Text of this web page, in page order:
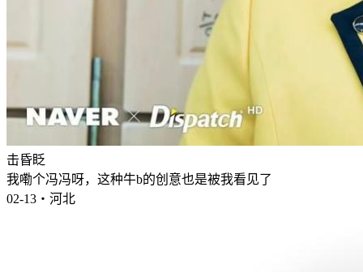
击昏眨
我嘞个冯冯呀，这种牛b的创意也是被我看见了
02-13・河北